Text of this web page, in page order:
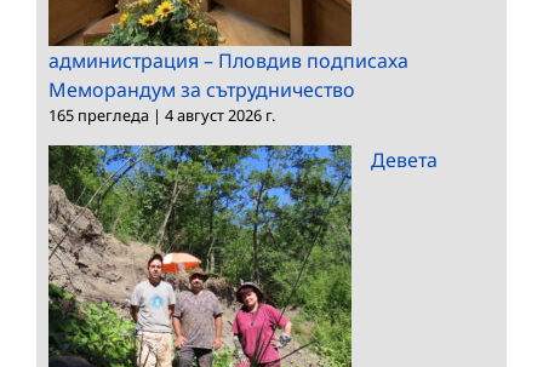
администрация – Пловдив подписаха
Меморандум за сътрудничество
165 прегледа | 4 август 2026 г.
Девета